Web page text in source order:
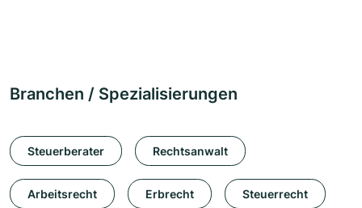
Branchen / Spezialisierungen
Steuerberater Rechtsanwalt
Arbeitsrecht Erbrecht Steuerrecht